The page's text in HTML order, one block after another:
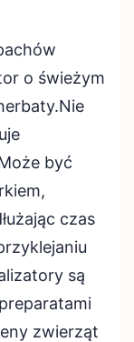
o świeżym
być
czas
są
zwierząt